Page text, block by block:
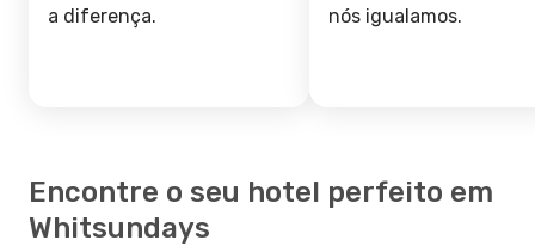
a diferença.
nós igualamos.
Encontre o seu hotel perfeito em
Whitsundays